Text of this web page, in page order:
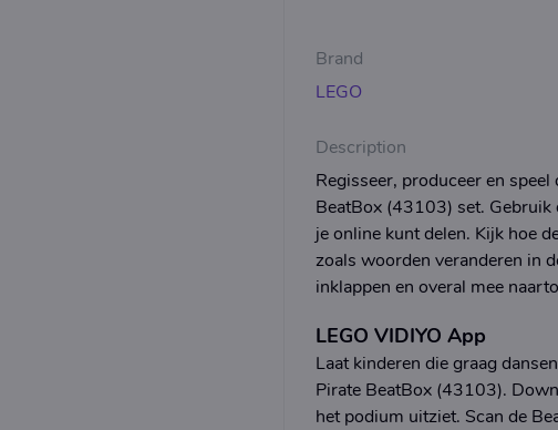
Brand
LEGO
Description
Regisseer, produceer en
BeatBox (43103) set. Gebruik
je online kunt delen. Kijk hoe
zoals woorden veranderen in
inklappen en overal mee
LEGO VIDIYO App
Laat kinderen die graag
Pirate BeatBox (43103).
het podium uitziet. Scan de